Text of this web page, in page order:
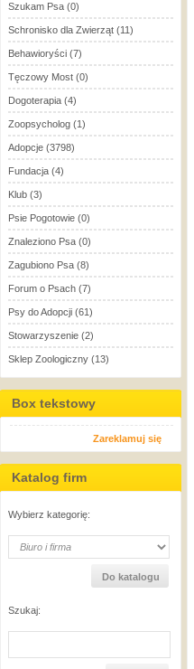
Szukam Psa (0)
Schronisko dla Zwierząt (11)
Behawioryści (7)
Tęczowy Most (0)
Dogoterapia (4)
Zoopsycholog (1)
Adopcje (3798)
Fundacja (4)
Klub (3)
Psie Pogotowie (0)
Znaleziono Psa (0)
Zagubiono Psa (8)
Forum o Psach (7)
Psy do Adopcji (61)
Stowarzyszenie (2)
Sklep Zoologiczny (13)
Box tekstowy
Zareklamuj się
Katalog firm
Wybierz kategorię:
Szukaj: